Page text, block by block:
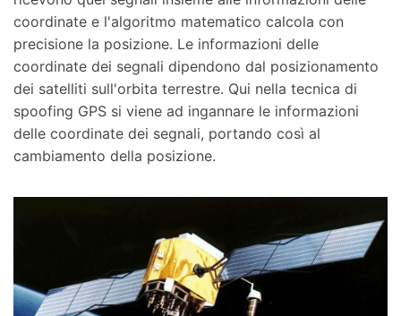
coordinate e l'algoritmo matematico calcola con
precisione la posizione. Le informazioni delle
coordinate dei segnali dipendono dal posizionamento
dei satelliti sull'orbita terrestre. Qui nella tecnica di
spoofing GPS si viene ad ingannare le informazioni
delle coordinate dei segnali, portando così al
cambiamento della posizione.